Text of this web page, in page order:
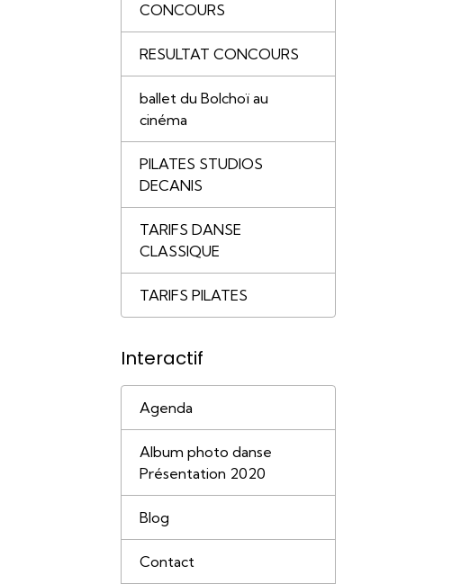
CONCOURS
RESULTAT CONCOURS
ballet du Bolchoï au
cinéma
PILATES STUDIOS
DECANIS
TARIFS DANSE
CLASSIQUE
TARIFS PILATES
Interactif
Agenda
Album photo danse
Présentation 2020
Blog
Contact